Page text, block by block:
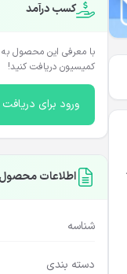
کسب درآمد
کمیسیون دریافت کنید!
ورود برای
اطلاعات محصول
شناسه
دسته بندی